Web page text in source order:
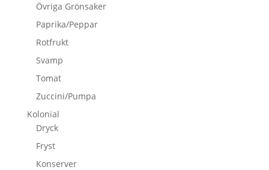
Övriga Grönsaker
Paprika/Peppar
Rotfrukt
Svamp
Tomat
Zuccini/Pumpa
Kolonial
Dryck
Fryst
Konserver